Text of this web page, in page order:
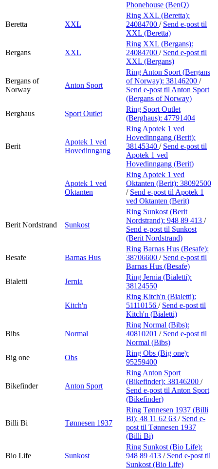
Phonehouse (BenQ)
Beretta XXL
Ring XXL (Beretta):
24084700 / Send e-post til
XXL (Beretta)
Bergans XXL
Ring XXL (Bergans):
24084700 / Send e-post til
XXL (Bergans)
Bergans of
Norway
Anton Sport
Ring Anton Sport (Bergans
of Norway): 38146200 /
Send e-post til Anton Sport
(Bergans of Norway)
Berghaus
Sport Outlet
Ring Sport Outlet
(Berghaus): 47791404
Berit
Apotek 1 ved
Hovedinngang
Ring Apotek 1 ved
Hovedinngang (Berit):
38145340 / Send e-post til
Apotek 1 ved
Hovedinngang (Berit)
Apotek 1 ved
Oktanten
Ring Apotek 1 ved
Oktanten (Berit): 38092500
/ Send e-post til Apotek 1
ved Oktanten (Berit)
Berit Nordstrand Sunkost
Ring Sunkost (Berit
Nordstrand): 948 89 413 /
Send e-post til Sunkost
(Berit Nordstrand)
Besafe Barnas Hus
Ring Barnas Hus (Besafe):
38706600 / Send e-post til
Barnas Hus (Besafe)
Bialetti
Jernia
Ring Jernia (Bialetti):
38124550
Kitch'n
Ring Kitch'n (Bialetti):
51110156 / Send e-post til
Kitch'n (Bialetti)
Bibs Normal
Ring Normal (Bibs):
40810201 / Send e-post til
Normal (Bibs)
Big one
Obs
Ring Obs (Big one):
95259400
Bikefinder Anton Sport
Ring Anton Sport
(Bikefinder): 38146200 /
Send e-post til Anton Sport
(Bikefinder)
Billi Bi Tønnesen 1937
Ring Tønnesen 1937 (Billi
Bi): 48 11 62 63 / Send e-
post til Tønnesen 1937
(Billi Bi)
Bio Life Sunkost
Ring Sunkost (Bio Life):
948 89 413 / Send e-post til
Sunkost (Bio Life)